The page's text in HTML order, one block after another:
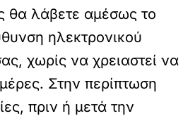
θα λάβετε αμέσως το
ηλεκτρονικού
χωρίς να χρειαστεί να
Στην περίπτωση
πριν ή μετά την